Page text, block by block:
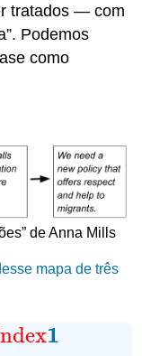
tratados — com
Podemos
como
de Anna Mills
mapa de três
1
1